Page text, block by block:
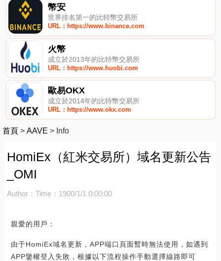
幣安
世界排名第一的比特幣交易所
URL：https://www.binance.com
火幣
成立於2013年的比特幣交易所
URL：https://www.huobi.com
歐易OKX
成立於2014年的比特幣交易所
URL：https://www.okx.com
首頁 > AAVE > Info
HomiEx（紅米交易所）域名更新公告
_OMI
Author： Time：1900/1/1 0:00:00
親愛的用戶：
由于HomiEx域名更新，APP端口頁面暫時無法使用，如遇到
APP鑒權登入失敗，根據以下流程操作手動選擇線路即可